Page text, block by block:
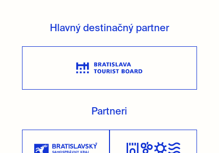
Hlavný destinačný partner
Partneri